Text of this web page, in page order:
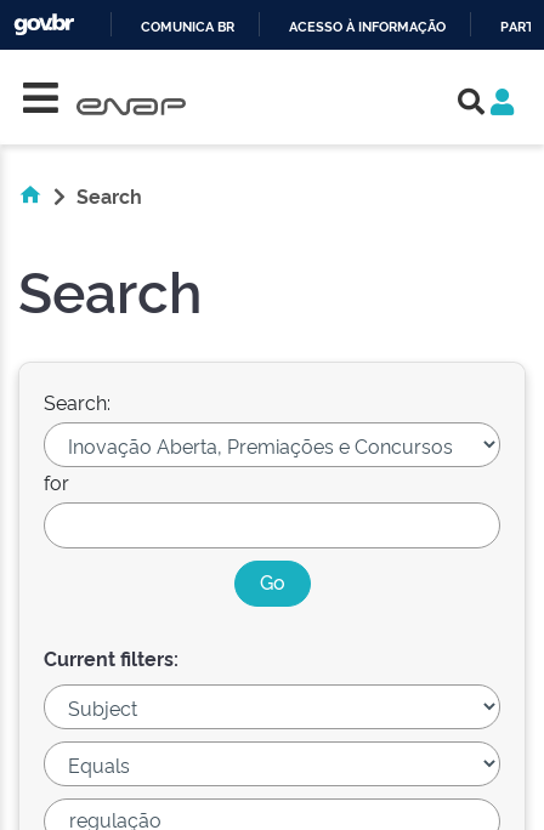
COMUNICA BR ACESSO À INFORMAÇÃO
Search
Search
Search:
for
Current filters: